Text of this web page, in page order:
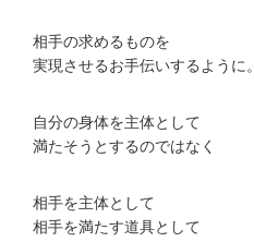
相手の求めるものを
実現させるお手伝いするように。
自分の身体を主体として
満たそうとするのではなく
相手を主体として
相手を満たす道具として